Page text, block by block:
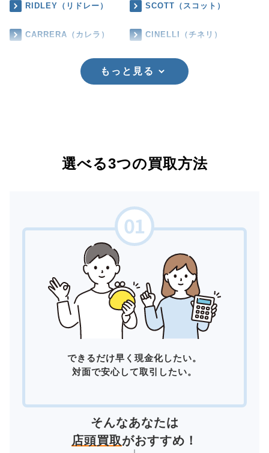
RIDLEY（リドレー） SCOTT（スコット）
CARRERA（カレラ） CINELLI（チネリ）
もっと見る
選べる3つの買取方法
できるだけ早く現金化したい。
対面で安心して取引したい。
そんなあなたは
店頭買取がおすすめ！